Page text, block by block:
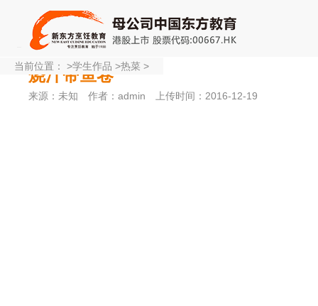
烧汁带鱼卷
来源：未知 作者：admin 上传时间：2016-12-19
当前位置： >学生作品 >热菜 >